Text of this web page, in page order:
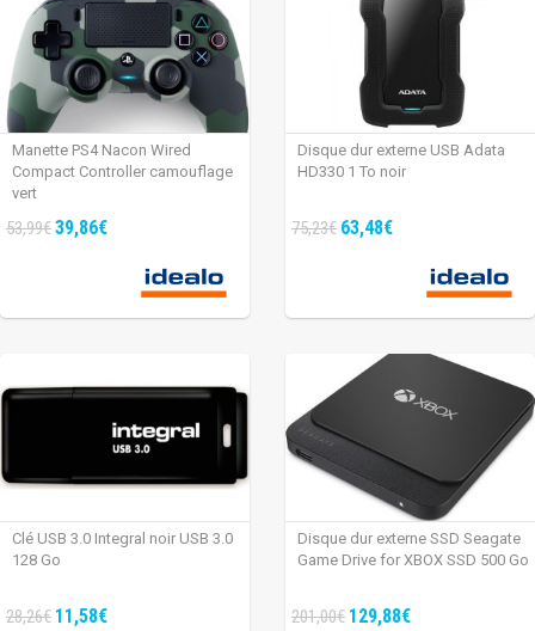
Manette PS4 Nacon Wired
Compact Controller camouflage
vert
53,99€39,86€
Disque dur externe USB Adata
HD330 1 To noir
75,23€ 63,48€
Clé USB 3.0 Integral noir USB 3.0
128 Go
28,26€ 11,58€
Disque dur externe SSD Seagate
Game Drive for XBOX SSD 500 Go
201,00€ 129,88€